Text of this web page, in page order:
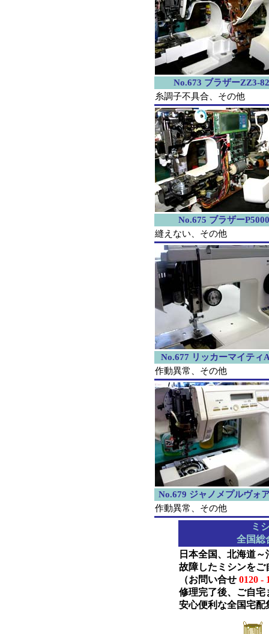
No.673 ブラザーZZ3-
糸調子不具合、その他
No.675 ブラザーP5000
縫えない、その他
No.677 リッカーマイティ
作動異常、その他
No.679 ジャノメプルヴォ
作動異常、その他
ミ
全国総
日本全国、北海道
故障したミシンをご
（お問い合せ 0120 -
修理完了後、ご自宅
安心便利な全国宅配